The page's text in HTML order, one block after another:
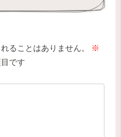
ることはありません。
※
です